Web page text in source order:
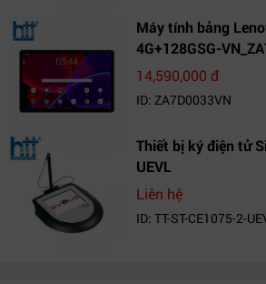
Máy tính bảng
4G+128GSG-
14,590,000 đ
ID: ZA7D0033VN
Thiết bị ký điện tử
UEVL
Liên hệ
ID: TT-ST-CE1075-2-